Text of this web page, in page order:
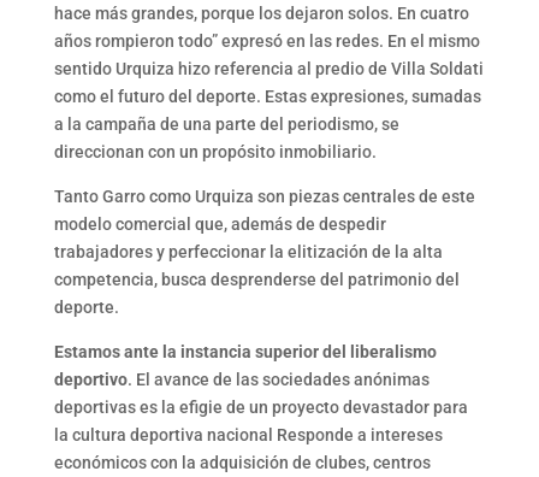
hace más grandes, porque los dejaron solos. En cuatro
años rompieron todo” expresó en las redes. En el mismo
sentido Urquiza hizo referencia al predio de Villa Soldati
como el futuro del deporte. Estas expresiones, sumadas
a la campaña de una parte del periodismo, se
direccionan con un propósito inmobiliario.
Tanto Garro como Urquiza son piezas centrales de este
modelo comercial que, además de despedir
trabajadores y perfeccionar la elitización de la alta
competencia, busca desprenderse del patrimonio del
deporte.
Estamos ante la instancia superior del liberalismo
deportivo. El avance de las sociedades anónimas
deportivas es la efigie de un proyecto devastador para
la cultura deportiva nacional Responde a intereses
económicos con la adquisición de clubes, centros